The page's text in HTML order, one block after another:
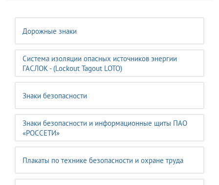
Дорожные знаки
Система изоляции опасных источников энергии
ГАСЛОК - (Lockout Tagout LOTO)
Знаки безопасности
Знаки безопасности и информационные щиты ПАО
«РОССЕТИ»
Плакаты по технике безопасности и охране труда